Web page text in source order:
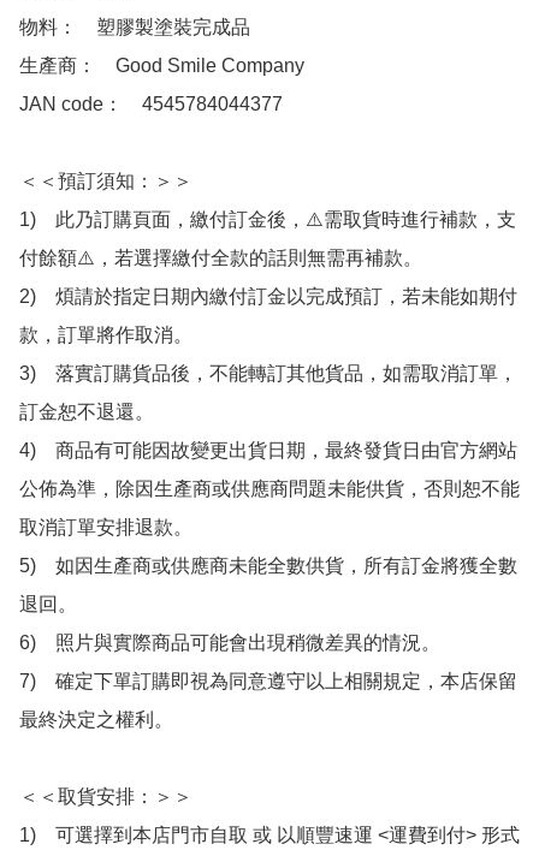
物料：　塑膠製塗裝完成品
生產商：　Good Smile Company
JAN code：　4545784044377
＜＜預訂須知：＞＞
1)　此乃訂購頁面，繳付訂金後，⚠️需取貨時進行補款，支
付餘額⚠️，若選擇繳付全款的話則無需再補款。
2)　煩請於指定日期內繳付訂金以完成預訂，若未能如期付
款，訂單將作取消。
3)　落實訂購貨品後，不能轉訂其他貨品，如需取消訂單，
訂金恕不退還。
4)　商品有可能因故變更出貨日期，最終發貨日由官方網站
公佈為準，除因生產商或供應商問題未能供貨，否則恕不能
取消訂單安排退款。
5)　如因生產商或供應商未能全數供貨，所有訂金將獲全數
退回。
6)　照片與實際商品可能會出現稍微差異的情況。
7)　確定下單訂購即視為同意遵守以上相關規定，本店保留
最終決定之權利。
＜＜取貨安排：＞＞
1)　可選擇到本店門市自取 或 以順豐速運 <運費到付> 形式